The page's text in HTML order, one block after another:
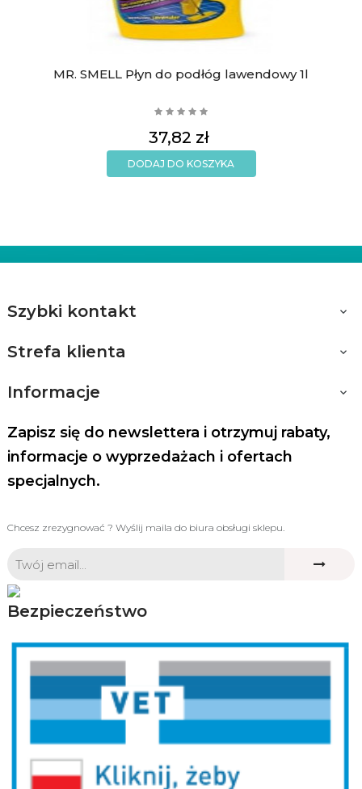
MR. SMELL Płyn do podłóg lawendowy 1l
Cena
37,82 zł
DODAJ DO KOSZYKA
Szybki kontakt 
Strefa klienta 
Informacje 
Zapisz się do newslettera i otrzymuj rabaty,
informacje o wyprzedażach i ofertach
specjalnych.
Chcesz zrezygnować ? Wyślij maila do biura obsługi sklepu.
Bezpieczeństwo